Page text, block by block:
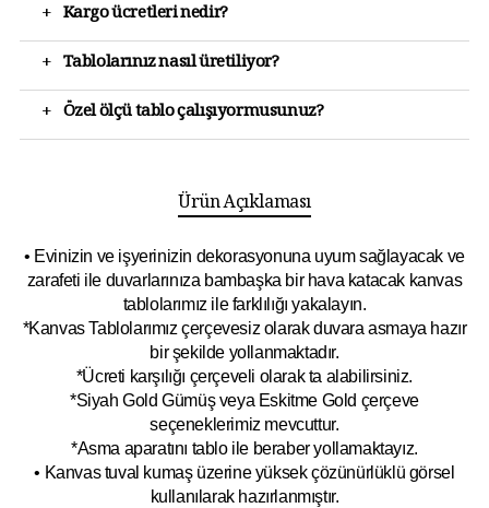
+ Kargo ücretleri nedir?
+ Tablolarınız nasıl üretiliyor?
+ Özel ölçü tablo çalışıyormusunuz?
Ürün Açıklaması
• Evinizin ve işyerinizin dekorasyonuna uyum sağlayacak ve
zarafeti ile duvarlarınıza bambaşka bir hava katacak kanvas
tablolarımız ile farklılığı yakalayın.
*Kanvas Tablolarımız çerçevesiz olarak duvara asmaya hazır
bir şekilde yollanmaktadır.
*Ücreti karşılığı çerçeveli olarak ta alabilirsiniz.
*Siyah Gold Gümüş veya Eskitme Gold çerçeve
seçeneklerimiz mevcuttur.
*Asma aparatını tablo ile beraber yollamaktayız.
• Kanvas tuval kumaş üzerine yüksek çözünürlüklü görsel
kullanılarak hazırlanmıştır.